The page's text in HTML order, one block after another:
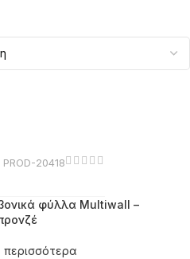
PROD-20418
φύλλα Multiwall –
περισσότερα